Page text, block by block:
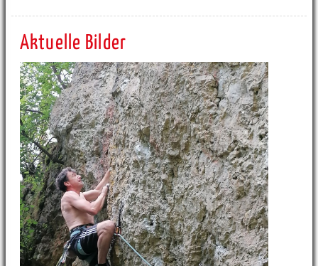
Aktuelle Bilder